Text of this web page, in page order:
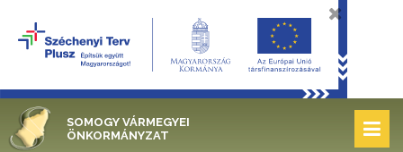
SOMOGY VÁRMEGYEI
ÖNKORMÁNYZAT